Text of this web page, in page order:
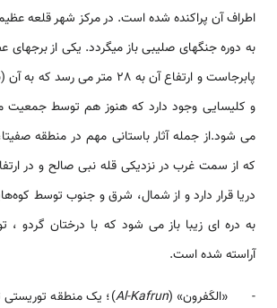
اطراف آن پراکنده شده است. در مرکز شهر قلعه
به دوره جنگ­های صلیبی باز می­گردد. یکی از برج­های
پابرجاست و ارتفاع آن به 28 متر
و کلیسایی وجود دارد که هنوز هم توسط جمعیت
می شود.از جمله آثار باستانی مهم در منطقه
دریا قرار دارد و از شمال، شرق و جنوب توسط
به دره ای زیبا باز می شود که با درختان گردو ،
آراسته شده است.
- «الکَفرون» (Al-Kafrun)؛ یک منطقه توریستی